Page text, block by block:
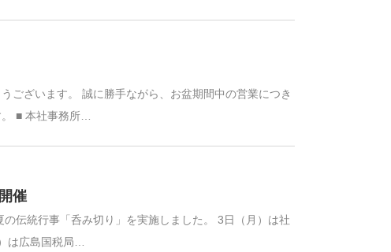
ございます。 誠に勝手ながら、お盆期間中の営業につき
■ 本社事務所…
催
伝統行事「呑み切り」を実施しました。 3日（月）は社
は広島国税局…